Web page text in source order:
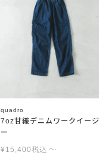
quadro
7oz甘織デニムワークイージ
ー
¥15,400 税込 〜